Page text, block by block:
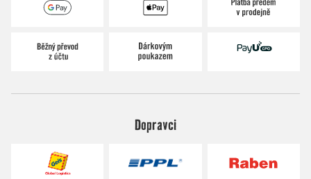
Dopravci